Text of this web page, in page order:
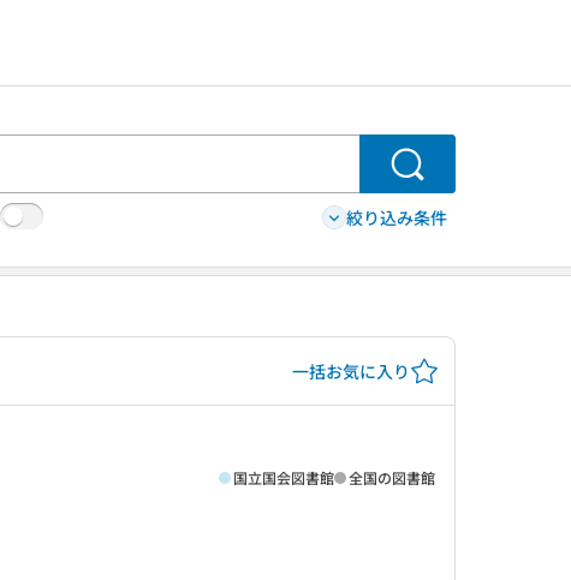
検索
絞り込み条件
一括お気に入り
国立国会図書館 全国の図書館